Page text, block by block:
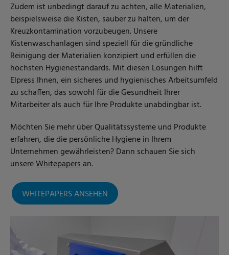
Zudem ist unbedingt darauf zu achten, alle Materialien,
beispielsweise die Kisten, sauber zu halten, um der
Kreuzkontamination vorzubeugen. Unsere
Kistenwaschanlagen sind speziell für die gründliche
Reinigung der Materialien konzipiert und erfüllen die
höchsten Hygienestandards. Mit diesen Lösungen hilft
Elpress Ihnen, ein sicheres und hygienisches Arbeitsumfeld
zu schaffen, das sowohl für die Gesundheit Ihrer
Mitarbeiter als auch für Ihre Produkte unabdingbar ist.
Möchten Sie mehr über Qualitätssysteme und Produkte
erfahren, die die persönliche Hygiene in Ihrem
Unternehmen gewährleisten? Dann schauen Sie sich
unsereWhitepapersan.
WHITEPAPERS ANSEHEN